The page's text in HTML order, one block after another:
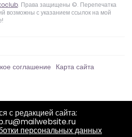
. Права защищены ©. Перепечатка
возможны с указанием ссылок на мой
соглашение Карта сайта
с редакцией сайта:
персональных данных